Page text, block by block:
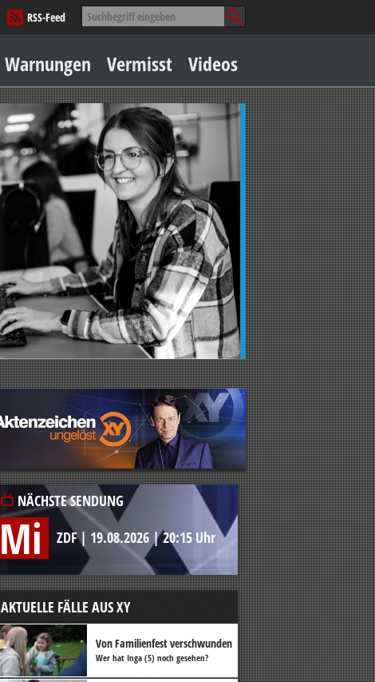
Suche
nach:
RSS-Feed
Inhalt
springen
Warnungen Vermisst Videos
NÄCHSTE SENDUNG
Mi ZDF| 19.08.2026 |20:15 Uhr
AKTUELLE FÄLLE AUS XY
Von Familienfest verschwunden
Wer hat Inga (5) noch gesehen?